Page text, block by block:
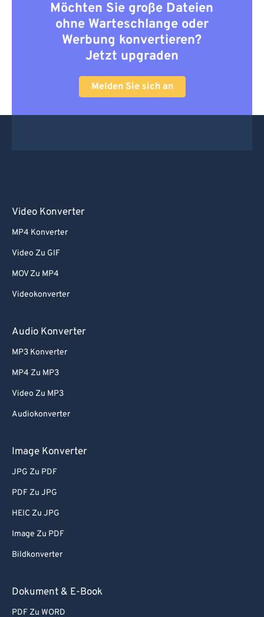
Möchten Sie große Dateien
ohne Warteschlange oder
Werbung konvertieren?
Jetzt upgraden
Melden Sie sich an
Video Konverter
MP4 Konverter
Video Zu GIF
MOV Zu MP4
Videokonverter
Audio Konverter
MP3 Konverter
MP4 Zu MP3
Video Zu MP3
Audiokonverter
Image Konverter
JPG Zu PDF
PDF Zu JPG
HEIC Zu JPG
Image Zu PDF
Bildkonverter
Dokument & E-Book
PDF Zu WORD